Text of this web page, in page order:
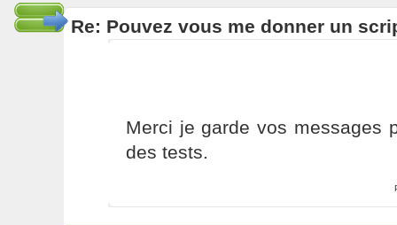
Re: Pouvez vous me donner un
Merci je garde vos messages
des tests.